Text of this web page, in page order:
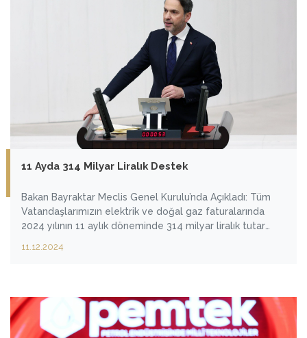
11 Ayda 314 Milyar Liralık Destek
Bakan Bayraktar Meclis Genel Kurulu’nda Açıkladı: Tüm
Vatandaşlarımızın elektrik ve doğal gaz faturalarında
2024 yılının 11 aylık döneminde 314 milyar liralık tutar
11.12.2024